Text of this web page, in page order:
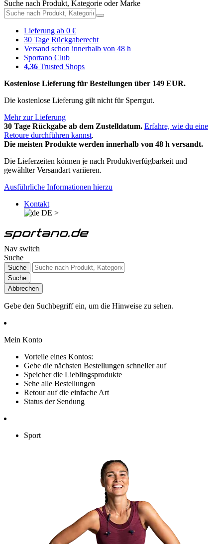
Suche nach Produkt, Kategorie oder Marke
Lieferung ab 0 €
30 Tage Rückgaberecht
Versand schon innerhalb von 48 h
Sportano Club
4,36 Trusted Shops
Kostenlose Lieferung für Bestellungen über 149 EUR.
Die kostenlose Lieferung gilt nicht für Sperrgut.
Mehr zur Lieferung
30 Tage Rückgabe ab dem Zustelldatum. Erfahre, wie du eine
Retoure durchführen kannst.
Die meisten Produkte werden innerhalb von 48 h versandt.
Die Lieferzeiten können je nach Produktverfügbarkeit und
gewählter Versandart variieren.
Ausführliche Informationen hierzu
Kontakt
DE >
Nav switch
Suche
Suche
Suche
Abbrechen
Gebe den Suchbegriff ein, um die Hinweise zu sehen.
Mein Konto
Vorteile eines Kontos:
Gebe die nächsten Bestellungen schneller auf
Speicher die Lieblingsprodukte
Sehe alle Bestellungen
Retour auf die einfache Art
Status der Sendung
Sport